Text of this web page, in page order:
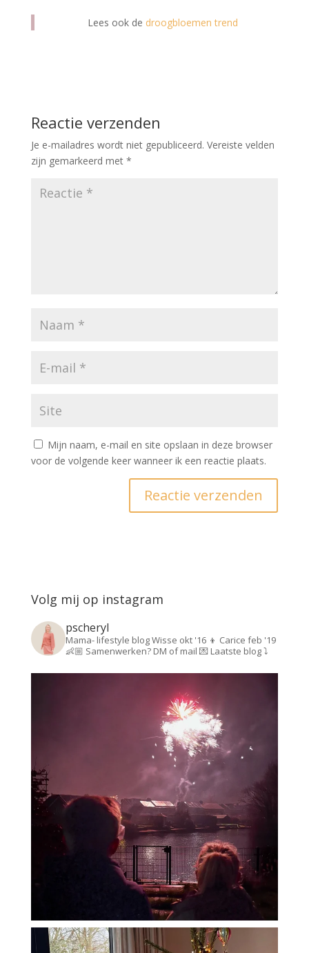
Lees ook de droogbloemen trend
Reactie verzenden
Je e-mailadres wordt niet gepubliceerd. Vereiste velden
zijn gemarkeerd met *
Mijn naam, e-mail en site opslaan in deze browser
voor de volgende keer wanneer ik een reactie plaats.
Volg mij op instagram
pscheryl
Mama- lifestyle blogWisse okt '16 👦 Carice feb '19
👶🏼 Samenwerken? DM of mail 💌Laatste blog ⤵️